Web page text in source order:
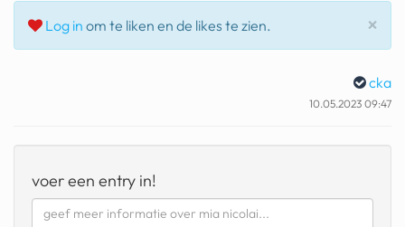
fomo
groenland
geochelone yniphora
wibra
×
Log in om te liken en de likes te zien.
cka
10.05.2023 09:47
voer een entry in!